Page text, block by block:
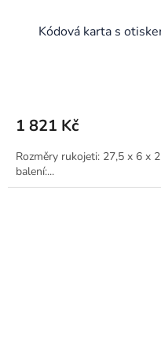
Kódová karta s
1 821 Kč
Rozměry rukojeti: 27,5 x 6 x
balení:...